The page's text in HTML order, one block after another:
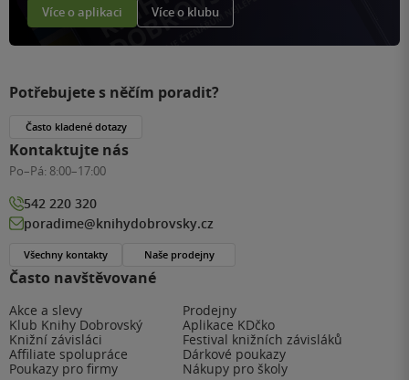
Více o aplikaci Více o klubu
Často navštěvované
Akce a slevy
Prodejny
Klub Knihy Dobrovský
Aplikace KDčko
Knižní závisláci
Festival knižních závisláků
Affiliate spolupráce
Dárkové poukazy
Poukazy pro firmy
Nákupy pro školy
Potřebujete s něčím poradit?
Často kladené dotazy
Kontaktujte nás
Po–Pá: 8:00–17:00
542 220 320
poradime@knihydobrovsky.cz
Všechny kontakty Naše prodejny